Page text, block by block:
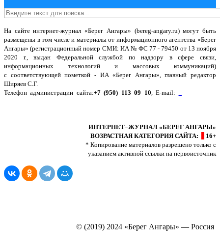
На сайте интернет-журнал«Берег Ангары» (bereg-angary.ru) могут быть
размещены в том числеи материалы от информационного агентства «Берег
Ангары» (регистрационный номер СМИ: ИА № ФС 77 - 79450 от 13 ноября
2020 г., выдан Федеральной службой по надзору в сфере связи,
информационных технологий и массовых коммуникаций)
с соответствующей пометкой - ИА «Берег Ангары», главный редактор
Ширяев С.Г.
Телефон администрации сайта:+7 (950) 113 09 10, E-mail:
ИНТЕРНЕТ–ЖУРНАЛ «БЕРЕГ АНГАРЫ»
ВОЗРАСТНАЯ КАТЕГОРИЯ САЙТА:
16+
* Копирование материалов разрешено только с
указанием активной ссылки на первоисточник
© (2019) 2024 «Берег Ангары» — Россия